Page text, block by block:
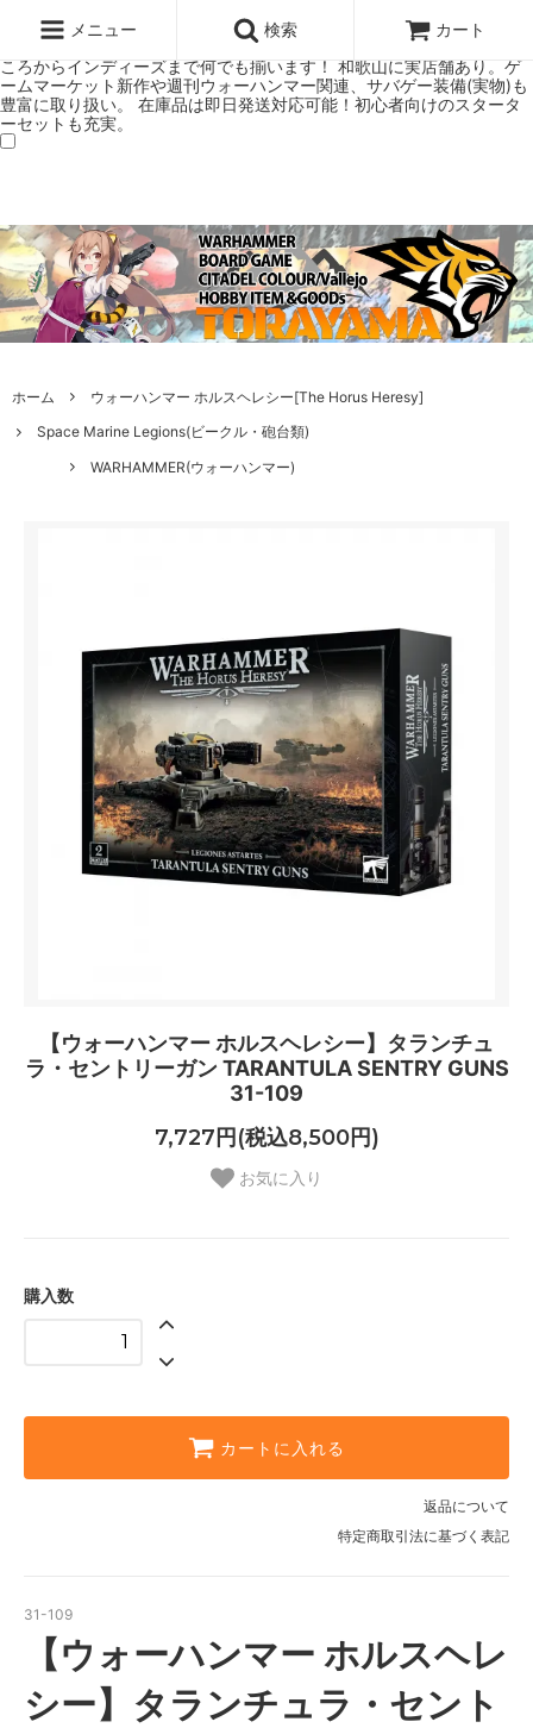
ミアムショップTORAYAMA。通販・オンラインショップです！ ウォー
ハンマーとボードゲームのことなら当店へ！ボードゲームもメジャーど
ころからインディーズまで何でも揃います！ 和歌山に実店舗あり。ゲ
ームマーケット新作や週刊ウォーハンマー関連、サバゲー装備(実物)も
豊富に取り扱い。 在庫品は即日発送対応可能！初心者向けのスタータ
ーセットも充実。
メニュー 検索 カート
ホーム
ウォーハンマー ホルスヘレシー[The Horus Heresy]
Space Marine Legions(ビークル・砲台類)
WARHAMMER(ウォーハンマー)
【ウォーハンマー ホルスヘレシー】タランチュ
ラ・セントリーガン TARANTULA SENTRY GUNS
31-109
7,727円(税込8,500円)
お気に入り
購入数
カートに入れる
返品について
特定商取引法に基づく表記
31-109
【ウォーハンマー ホルスヘレ
シー】タランチュラ・セント